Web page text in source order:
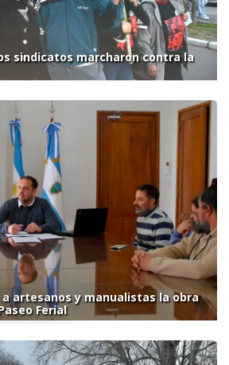
sindicatos marcharon contra la
artesanos y manualistas la obra
Ferial